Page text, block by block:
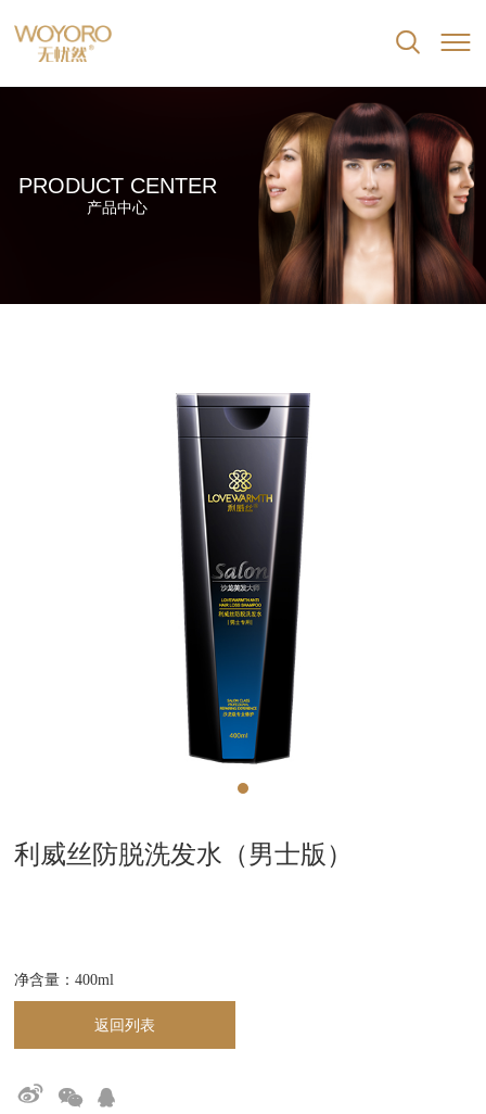
 
PRODUCT CENTER
产品中心
利威丝防脱洗发水（男士版）
净含量：400ml
  